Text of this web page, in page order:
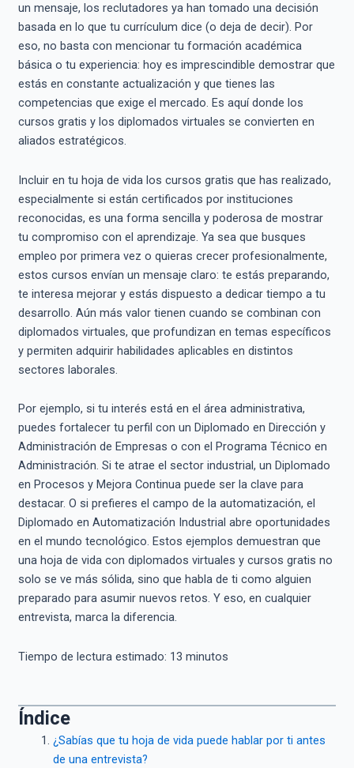
un mensaje, los reclutadores ya han tomado una decisión
basada en lo que tu currículum dice (o deja de decir). Por
eso, no basta con mencionar tu formación académica
básica o tu experiencia: hoy es imprescindible demostrar que
estás en constante actualización y que tienes las
competencias que exige el mercado. Es aquí donde los
cursos gratis y los diplomados virtuales se convierten en
aliados estratégicos.
Incluir en tu hoja de vida los cursos gratis que has realizado,
especialmente si están certificados por instituciones
reconocidas, es una forma sencilla y poderosa de mostrar
tu compromiso con el aprendizaje. Ya sea que busques
empleo por primera vez o quieras crecer profesionalmente,
estos cursos envían un mensaje claro: te estás preparando,
te interesa mejorar y estás dispuesto a dedicar tiempo a tu
desarrollo. Aún más valor tienen cuando se combinan con
diplomados virtuales, que profundizan en temas específicos
y permiten adquirir habilidades aplicables en distintos
sectores laborales.
Por ejemplo, si tu interés está en el área administrativa,
puedes fortalecer tu perfil con un Diplomado en Dirección y
Administración de Empresas o con el Programa Técnico en
Administración. Si te atrae el sector industrial, un Diplomado
en Procesos y Mejora Continua puede ser la clave para
destacar. O si prefieres el campo de la automatización, el
Diplomado en Automatización Industrial abre oportunidades
en el mundo tecnológico. Estos ejemplos demuestran que
una hoja de vida con diplomados virtuales y cursos gratis no
solo se ve más sólida, sino que habla de ti como alguien
preparado para asumir nuevos retos. Y eso, en cualquier
entrevista, marca la diferencia.
Tiempo de lectura estimado: 13 minutos
Índice
¿Sabías que tu hoja de vida puede hablar por ti antes
de una entrevista?